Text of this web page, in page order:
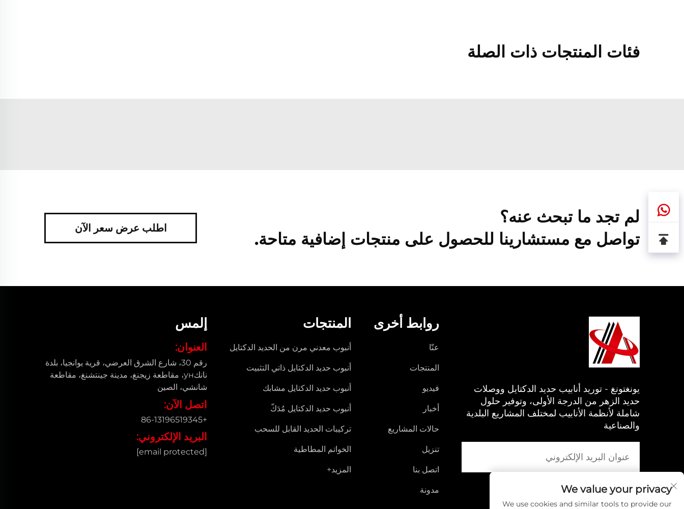
فئات المنتجات ذات الصلة
لم تجد ما تبحث عنه؟
تواصل مع مستشارينا للحصول على منتجات إضافية متاحة.
اطلب عرض سعر الآن
يونغتونغ - توريد أنابيب حديد الدكتايل ووصلات
حديد الزهر من الدرجة الأولى، وتوفير حلول
شاملة لأنظمة الأنابيب لمختلف المشاريع البلدية
والصناعية
روابط أخرى
عنّا
المنتجات
فيديو
أخبار
حالات المشاريع
تنزيل
اتصل بنا
مدونة
المنتجات
أنبوب معدني مرن من الحديد الدكتايل
أنبوب حديد الدكتايل ذاتي التثبيت
أنبوب حديد الدكتايل مشابك
أنبوب حديد الدكتايل مُدَكّ
تركيبات الحديد القابل للسحب
الخواتم المطاطية
المزيد+
إلمس
العنوان:
رقم 30، شارع الشرق العرضي، قرية يوانجيا، بلدة
نانكун، مقاطعة زيجنغ، مدينة جينتشنغ، مقاطعة
شانشي، الصين
اتصل الآن:
+86-13196519345
البريد الإلكتروني:
[email protected]
We value your privacy
We use cookies and similar tools to provide our